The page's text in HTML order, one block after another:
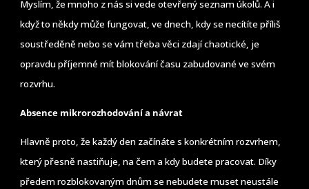
Myslím, že mnoho z nás si vede otevřený seznam úkolů. A i
když to někdy může fungovat, ve dnech, kdy se necítíte příliš
soustředěně nebo se vám třeba věci zdají chaotické, je
opravdu příjemné mít blokování času zabudované ve svém
rozvrhu.
Absence mikrorozhodování a návrat
Hlavně proto, že každý den začínáte s konkrétním rozvrhem,
který přesně nastiňuje, na čem a kdy budete pracovat. Díky
předem rozblokovaným dnům se nebudete muset neustále